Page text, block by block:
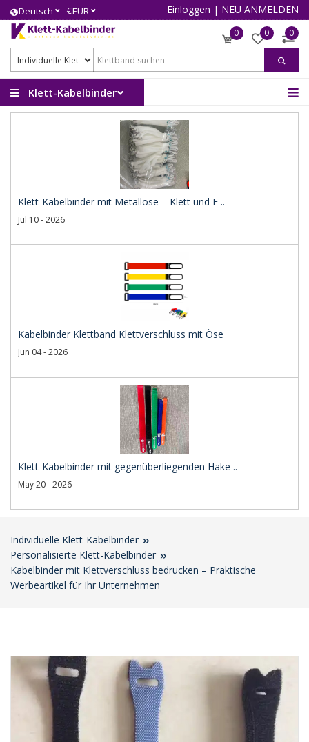
Deutsch €EUR Einloggen | NEU ANMELDEN
0 0 0
Klett-Kabelbinder
Klett-Kabelbinder mit Metallöse – Klett und F ..
Jul 10 - 2026
Kabelbinder Klettband Klettverschluss mit Öse
Jun 04 - 2026
Klett-Kabelbinder mit gegenüberliegenden Hake ..
May 20 - 2026
Individuelle Klett-Kabelbinder
Personalisierte Klett-Kabelbinder
Kabelbinder mit Klettverschluss bedrucken – Praktische
Werbeartikel für Ihr Unternehmen